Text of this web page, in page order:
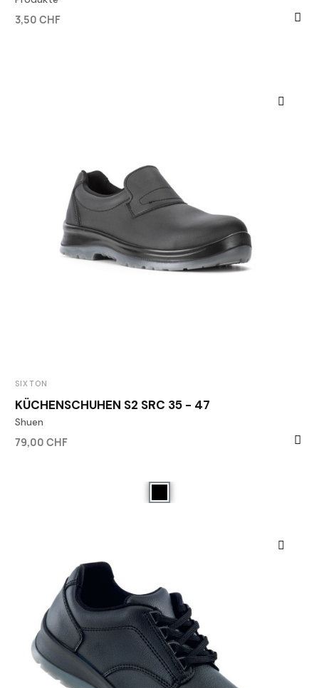
3,50 CHF
SIXTON
KÜCHENSCHUHEN S2 SRC 35 - 47
Shuen
79,00 CHF